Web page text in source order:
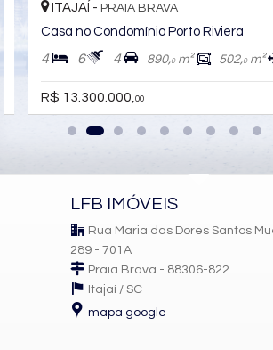
ITAJAÍ - PRAIA BRAVA
Casa no Condomínio Porto Riviera
4 6 4 890,0m² 502,0m²
R$ 13.300.000,00
LFB IMÓVEIS
Rua Maria das Dores Santos
289 - 701A
Praia Brava - 88306-822
Itajaí / SC
mapa google